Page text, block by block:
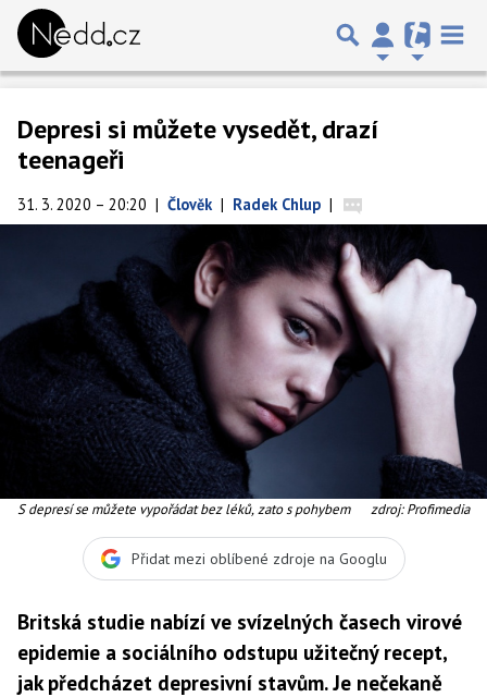
Depresi si můžete vysedět, drazí
teenageři
31. 3. 2020 – 20:20 | Člověk | Radek Chlup |
S depresí se můžete vypořádat bez léků, zato s pohybem zdroj: Profimedia
Přidat mezi oblíbené zdroje na Googlu
Britská studie nabízí ve svízelných časech virové
epidemie a sociálního odstupu užitečný recept,
jak předcházet depresivní stavům. Je nečekaně